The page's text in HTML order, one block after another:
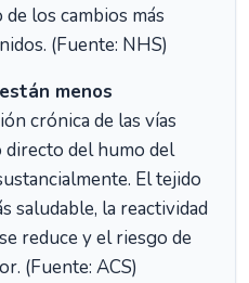
los cambios más
(Fuente: NHS)
menos
crónica de las vías
del humo del
El tejido
saludable, la reactividad
reduce y el riesgo de
(Fuente: ACS)